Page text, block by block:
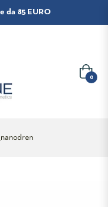
da 85 EURO
Carrello
0